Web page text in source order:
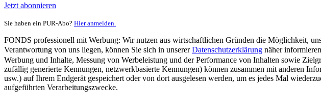
Jetzt abonnieren
Sie haben ein PUR-Abo? Hier anmelden.
FONDS professionell mit Werbung: Wir nutzen aus wirtschaftlichen Gründen die Möglichkeit,
Verantwortung von uns liegen, können Sie sich in unsererDatenschutzerklärung näher
Werbung und Inhalte, Messung von Werbeleistung und der Performance von Inhalten sowie
zufällig generierte Kennungen, netzwerkbasierte Kennungen) können zusammen mit anderen
usw.) auf Ihrem Endgerät gespeichert oder von dort ausgelesen werden, um es jedes Mal
aufgeführten Verarbeitungszwecke.